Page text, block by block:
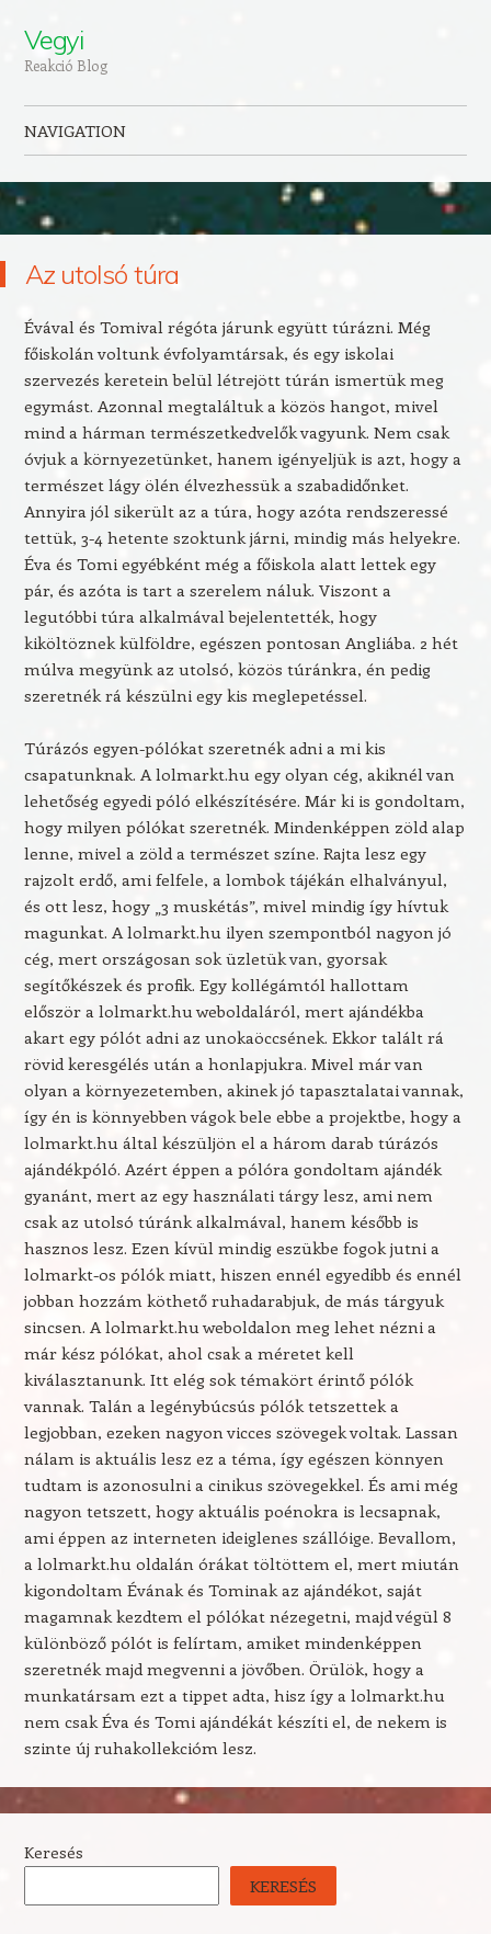
Vegyi
Reakció Blog
NAVIGATION
Az utolsó túra
Évával és Tomival régóta járunk együtt túrázni. Még
főiskolán voltunk évfolyamtársak, és egy iskolai
szervezés keretein belül létrejött túrán ismertük meg
egymást. Azonnal megtaláltuk a közös hangot, mivel
mind a hárman természetkedvelők vagyunk. Nem csak
óvjuk a környezetünket, hanem igényeljük is azt, hogy a
természet lágy ölén élvezhessük a szabadidőnket.
Annyira jól sikerült az a túra, hogy azóta rendszeressé
tettük, 3-4 hetente szoktunk járni, mindig más helyekre.
Éva és Tomi egyébként még a főiskola alatt lettek egy
pár, és azóta is tart a szerelem náluk. Viszont a
legutóbbi túra alkalmával bejelentették, hogy
kiköltöznek külföldre, egészen pontosan Angliába. 2 hét
múlva megyünk az utolsó, közös túránkra, én pedig
szeretnék rá készülni egy kis meglepetéssel.
Túrázós egyen-pólókat szeretnék adni a mi kis
csapatunknak. A lolmarkt.hu egy olyan cég, akiknél van
lehetőség egyedi póló elkészítésére. Már ki is gondoltam,
hogy milyen pólókat szeretnék. Mindenképpen zöld alap
lenne, mivel a zöld a természet színe. Rajta lesz egy
rajzolt erdő, ami felfele, a lombok tájékán elhalványul,
és ott lesz, hogy „3 muskétás”, mivel mindig így hívtuk
magunkat. A lolmarkt.hu ilyen szempontból nagyon jó
cég, mert országosan sok üzletük van, gyorsak
segítőkészek és profik. Egy kollégámtól hallottam
először a lolmarkt.hu weboldaláról, mert ajándékba
akart egy pólót adni az unokaöccsének. Ekkor talált rá
rövid keresgélés után a honlapjukra. Mivel már van
olyan a környezetemben, akinek jó tapasztalatai vannak,
így én is könnyebben vágok bele ebbe a projektbe, hogy a
lolmarkt.hu által készüljön el a három darab túrázós
ajándékpóló. Azért éppen a pólóra gondoltam ajándék
gyanánt, mert az egy használati tárgy lesz, ami nem
csak az utolsó túránk alkalmával, hanem később is
hasznos lesz. Ezen kívül mindig eszükbe fogok jutni a
lolmarkt-os pólók miatt, hiszen ennél egyedibb és ennél
jobban hozzám köthető ruhadarabjuk, de más tárgyuk
sincsen. A lolmarkt.hu weboldalon meg lehet nézni a
már kész pólókat, ahol csak a méretet kell
kiválasztanunk. Itt elég sok témakört érintő pólók
vannak. Talán a legénybúcsús pólók tetszettek a
legjobban, ezeken nagyon vicces szövegek voltak. Lassan
nálam is aktuális lesz ez a téma, így egészen könnyen
tudtam is azonosulni a cinikus szövegekkel. És ami még
nagyon tetszett, hogy aktuális poénokra is lecsapnak,
ami éppen az interneten ideiglenes szállóige. Bevallom,
a lolmarkt.hu oldalán órákat töltöttem el, mert miután
kigondoltam Évának és Tominak az ajándékot, saját
magamnak kezdtem el pólókat nézegetni, majd végül 8
különböző pólót is felírtam, amiket mindenképpen
szeretnék majd megvenni a jövőben. Örülök, hogy a
munkatársam ezt a tippet adta, hisz így a lolmarkt.hu
nem csak Éva és Tomi ajándékát készíti el, de nekem is
szinte új ruhakollekcióm lesz.
Keresés
KERESÉS